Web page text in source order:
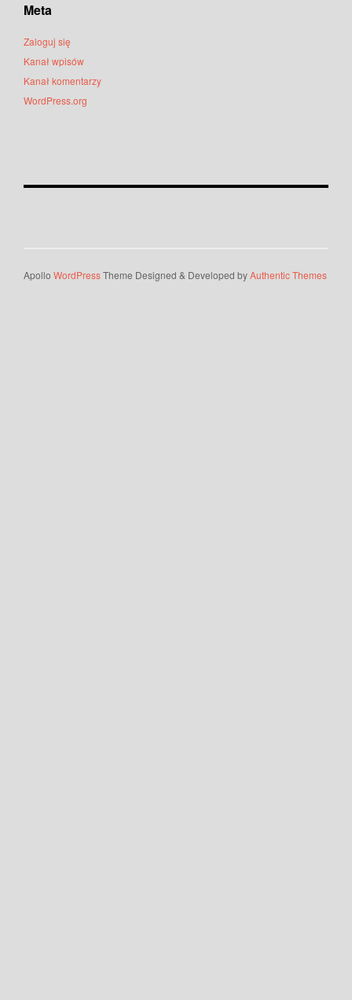
Meta
Zaloguj się
Kanał wpisów
Kanał komentarzy
WordPress.org
Apollo WordPressTheme Designed & Developed byAuthentic Themes